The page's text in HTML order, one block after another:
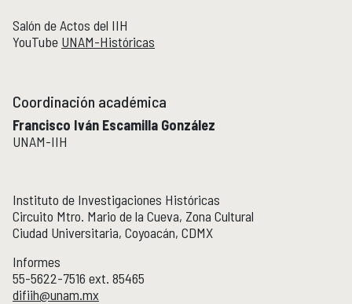
Educación Continua
EDUCACIÓN CONTINUA
Próximamente
Revistas académicas
Normas y políticas editoriales
Catálogo 1945-2025
Salón de Actos del IIH
YouTube UNAM-Históricas
Coordinación académica
Francisco Iván Escamilla González
UNAM-IIH
Instituto de Investigaciones Históricas
Circuito Mtro. Mario de la Cueva, Zona Cultural
Ciudad Universitaria, Coyoacán, CDMX
Informes
55-5622-7516 ext. 85465
difiih@unam.mx